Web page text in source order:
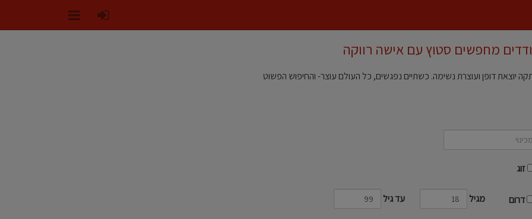
מחפשים סטוץ עם אישה רווקה
יוצאת דופן ועוצרת נשימה. כשתיים נפגשים, כל העולם עוצר- והחיפוש הפשוט
זוג
דרום מגיל עד גיל